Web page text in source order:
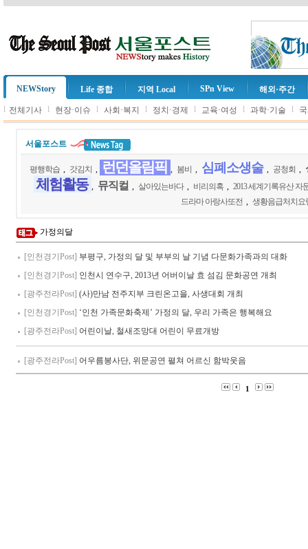
NEWStory Life 종합 지역 Local SPn View 해외·주간
l 전체기사 l 현장·이슈 l 사회·복지 l 정치·경제 l 교육·여성 l 과학·기술 l
서울포스트
평행학습 갓김치 런던올림픽 봄비 심폐소생술 공청회
체험활동 뮤직컬 살아있는바다 비리의혹
2013 세계기록유산 자
드라마 아랑사또전
생황음급처치요
가정의달
[인천경기Post] 부평구, 가정의 달 및 부부의 날 기념 다문화가족과의 대화
[인천경기Post] 인천시 연수구, 2013년 어버이날 효 섬김 문화공연 개최
[광주전라Post] (사)만남 전주지부 크린온고을, 사생대회 개최
[인천경기Post] ‘인천 가족문화축제’ 가정의 달, 우리 가족은 행복해요
[광주전라Post] 어린이날, 철새조망대 어린이 무료개방
[광주전라Post] 어우름봉사단, 위문공연 펼쳐 어르신 함박웃음
1